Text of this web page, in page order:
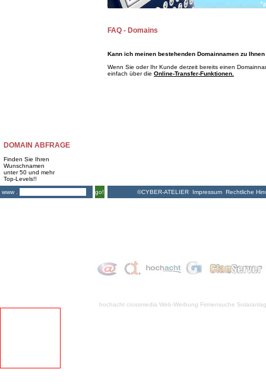
DOMAIN ABFRAGE
Finden Sie Ihren
Wunschnamen
unter 50 und mehr
Top-Levels!!
www .
go!
FAQ - Domains
Kann ich meinen bestehenden Domainnamen zu
Wenn Sie oder Ihr Kunde derzeit bereits einen
einfach über die Online-Transfer-Funktionen.
©CYBER-ATELIER Impressum Rechtliche
hochacht crossmedia Web-Werbung Firmensuche